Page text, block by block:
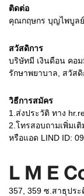
ติดต่อ
คุณกฤษกร บุญไพบูลย์
สวัสดิการ
บริษัทมี เงินดือน คอ
รักษาพยาบาล, สวัส
วิธีการสมัคร
1.ส่งประวัติ ทาง
2.โทรสอบถามเพิ่มเ
หรือแอด LIND ID:
L M E
357, 359 ซ.สาธุประ